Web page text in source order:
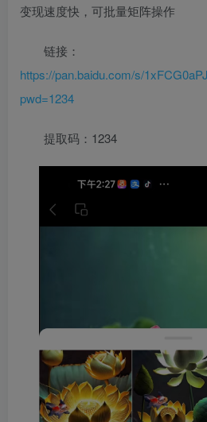
变现速度快，可批量矩阵操作
链接：
https://pan.baidu.com/s/
pwd=1234
提取码：1234